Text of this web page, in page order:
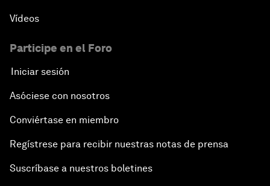
Vídeos
Participe en el Foro
Iniciar sesión
Asóciese con nosotros
Conviértase en miembro
Regístrese para recibir nuestras notas de prensa
Suscríbase a nuestros boletines